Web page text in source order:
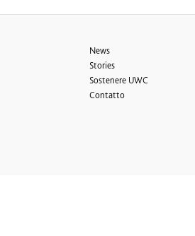
News
Stories
Sostenere UWC
Contatto